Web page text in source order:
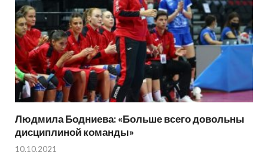
Людмила Бодниева: «Больше всего довольны
дисциплиной команды»
10.10.2021